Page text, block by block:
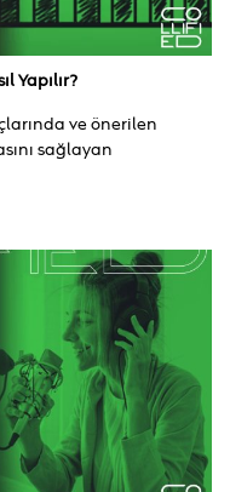
Yapılır?
ve önerilen
sağlayan